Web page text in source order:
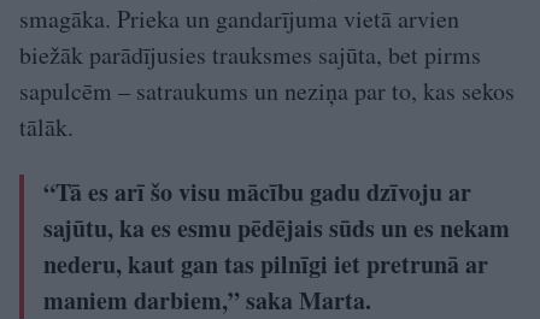
smagāka. Prieka un gandarījuma vietā arvien
biežāk parādījusies trauksmes sajūta, bet pirms
sapulcēm – satraukums un neziņa par to, kas sekos
tālāk.
“Tā es arī šo visu mācību gadu dzīvoju ar
sajūtu, ka es esmu pēdējais sūds un es nekam
nederu, kaut gan tas pilnīgi iet pretrunā ar
maniem darbiem,” saka Marta.